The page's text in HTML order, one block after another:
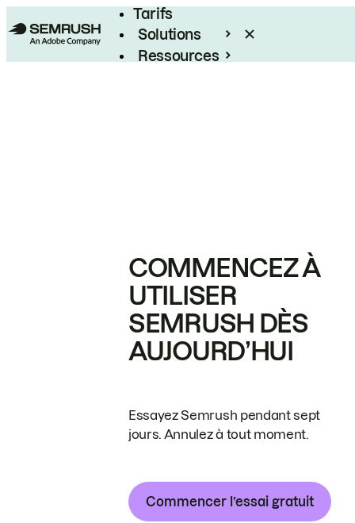
Tarifs
Solutions
Ressources
COMMENCEZ À
UTILISER
SEMRUSH DÈS
AUJOURD’HUI
Essayez Semrush pendant sept
jours. Annulez à tout moment.
Commencer l’essai gratuit